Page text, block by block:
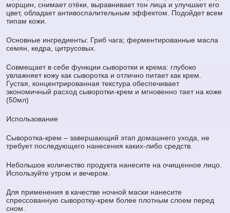
морщин, снимает отёки, выравнивает тон лица и улучшает его
цвет, обладает антивоспалительным эффектом. Подойдет всем
типам кожи.
Основные ингредиенты: Гриб чага; ферментированные масла
семян, кедра, цитрусовых.
Совмещает в себе функции сыворотки и крема: глубоко
увлажняет кожу как сыворотка и отлично питает как крем.
Густая, концентрированная текстура обеспечивает
экономичный расход сыворотки-крем и мгновенно тает на коже
(50мл)
Использование
Сыворотка-крем – завершающий этап домашнего ухода, не
требует последующего нанесения каких-либо средств.
Небольшое количество продукта нанесите на очищенное лицо.
Используйте утром и вечером.
Для применения в качестве ночной маски нанесите
спрессованную сыворотку-крем более плотным слоем перед
сном.